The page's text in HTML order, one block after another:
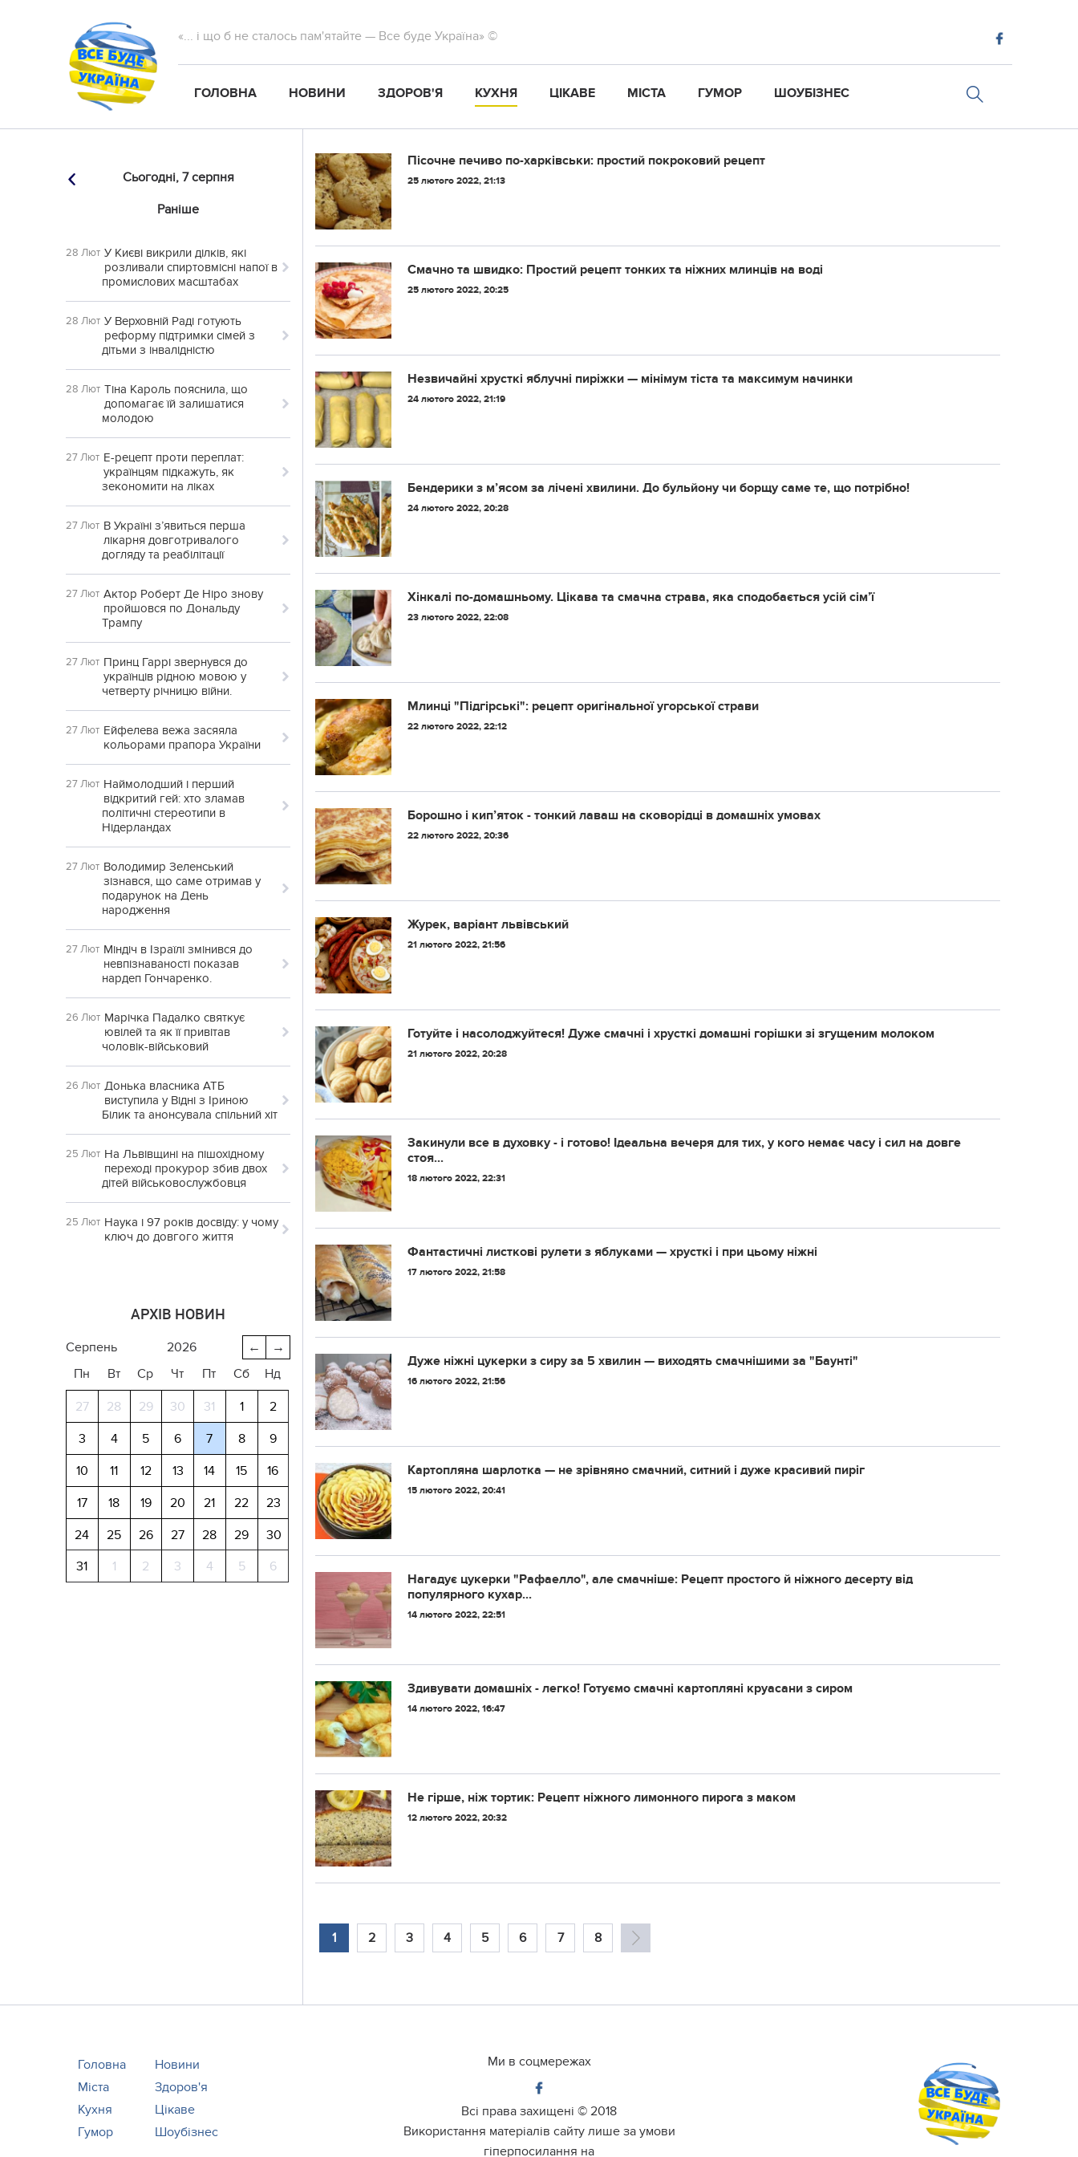
«... і що б не сталось пам'ятайте — Все буде Україна» ©
ГОЛОВНА НОВИНИ ЗДОРОВ'Я КУХНЯ ЦІКАВЕ МІСТА ГУМОР ШОУБІЗНЕС
Сьогодні, 7 серпня
Раніше
28 Лют У Києві викрили ділків, які
розливали спиртовмісні напої в
промислових масштабах
28 Лют У Верховній Раді готують
реформу підтримки сімей з
дітьми з інвалідністю
28 Лют Тіна Кароль пояснила, що
допомагає їй залишатися
молодою
27 Лют Е-рецепт проти переплат:
українцям підкажуть, як
зекономити на ліках
27 Лют В Україні з’явиться перша
лікарня довготривалого
догляду та реабілітації
27 Лют Актор Роберт Де Ніро знову
пройшовся по Дональду
Трампу
27 Лют Принц Гаррі звернувся до
українців рідною мовою у
четверту річницю війни.
27 Лют Ейфелева вежа засяяла
кольорами прапора України
27 Лют Наймолодший і перший
відкритий гей: хто зламав
політичні стереотипи в
Нідерландах
27 Лют Володимир Зеленський
зізнався, що саме отримав у
подарунок на День
народження
27 Лют Міндіч в Ізраїлі змінився до
невпізнаваності показав
нардеп Гончаренко.
26 Лют Марічка Падалко святкує
ювілей та як її привітав
чоловік-військовий
26 Лют Донька власника АТБ
виступила у Відні з Іриною
Білик та анонсувала спільний хіт
25 Лют На Львівщині на пішохідному
переході прокурор збив двох
дітей військовослужбовця
25 Лют Наука і 97 років досвіду: у чому
ключ до довгого життя
АРХІВ НОВИН
→
←
серпень
2026
Пн
Вт Ср Чт Пт Сб Нд
27 28 29 30 31 1
2
3
4 5 6 7 8
9
10
11 12 13 14 15
16
17
18 19 20 21 22
23
24
25 26 27 28 29
30
31
1 2 3 4 5 6
Пісочне печиво по-харківськи: простий покроковий рецепт
25 лютого 2022, 21:13
Смачно та швидко: Простий рецепт тонких та ніжних млинців на воді
25 лютого 2022, 20:25
Незвичайні хрусткі яблучні пиріжки — мінімум тіста та максимум начинки
24 лютого 2022, 21:19
Бендерики з м’ясом за лічені хвилини. До бульйону чи борщу саме те, що потрібно!
24 лютого 2022, 20:28
Хінкалі по-домашньому. Цікава та смачна страва, яка сподобається усій сім’ї
23 лютого 2022, 22:08
Млинці "Підгірські": рецепт оригінальної угорської страви
22 лютого 2022, 22:12
Борошно і кип’яток - тонкий лаваш на сковорідці в домашніх умовах
22 лютого 2022, 20:36
Журек, варіант львівський
21 лютого 2022, 21:56
Готуйте і насолоджуйтеся! Дуже смачні і хрусткі домашні горішки зі згущеним молоком
21 лютого 2022, 20:28
Закинули все в духовку - і готово! Ідеальна вечеря для тих, у кого немає часу і сил на довге
стоя...
18 лютого 2022, 22:31
Фантастичні листкові рулети з яблуками — хрусткі і при цьому ніжні
17 лютого 2022, 21:58
Дуже ніжні цукерки з сиру за 5 хвилин — виходять смачнішими за "Баунті"
16 лютого 2022, 21:56
Картопляна шарлотка — не зрівняно смачний, ситний і дуже красивий пиріг
15 лютого 2022, 20:41
Нагадує цукерки "Рафаелло", але смачніше: Рецепт простого й ніжного десерту від
популярного кухар...
14 лютого 2022, 22:51
Здивувати домашніх - легко! Готуємо смачні картопляні круасани з сиром
14 лютого 2022, 16:47
Не гірше, ніж тортик: Рецепт ніжного лимонного пирога з маком
12 лютого 2022, 20:32
1 2 3 4 5 6 7 8
Головна
Новини
Міста
Здоров'я
Кухня
Цікаве
Гумор
Шоубізнес
Ми в соцмережах
Всі права захищені © 2018
Використання матеріалів сайту лише за умови
гіперпосилання на